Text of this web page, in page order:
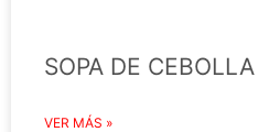
SOPA DE CEBOLLA
VER MÁS »